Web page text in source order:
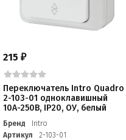
215₽
Переключатель Intro Quadro
2-103-01 одноклавишный
10А-250В, IP20, ОУ, белый
Бренд
Intro
Артикул
2-103-01